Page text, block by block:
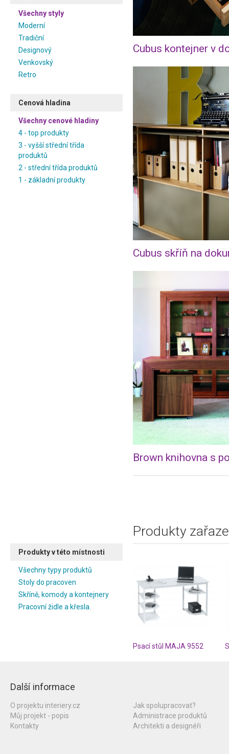
Všechny styly
Moderní
Tradiční
Designový
Venkovský
Retro
Cenová hladina
Všechny cenové hladiny
4 - top produkty
3 - vyšší střední třída
produktů
2 - střední třída produktů
1 - základní produkty
Cubus kontejner v
Cubus skříň na
Brown knihovna s
Produkty v této místnosti
Všechny typy produktů
Stoly do pracoven
Skříně, komody a kontejnery
Pracovní židle a křesla.
Produkty
Psací stůl MAJA 9552
Další informace
O projektu interiery.cz
Můj projekt - popis
Kontakty
Jak spolupracovat?
Administrace produktů
Architekti a designéři